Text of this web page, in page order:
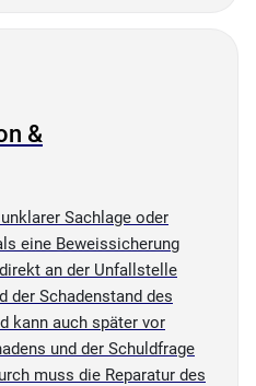
&
Sachlage oder
eine Beweissicherung
an der Unfallstelle
der Schadenstand des
kann auch später vor
und der Schuldfrage
muss die Reparatur des